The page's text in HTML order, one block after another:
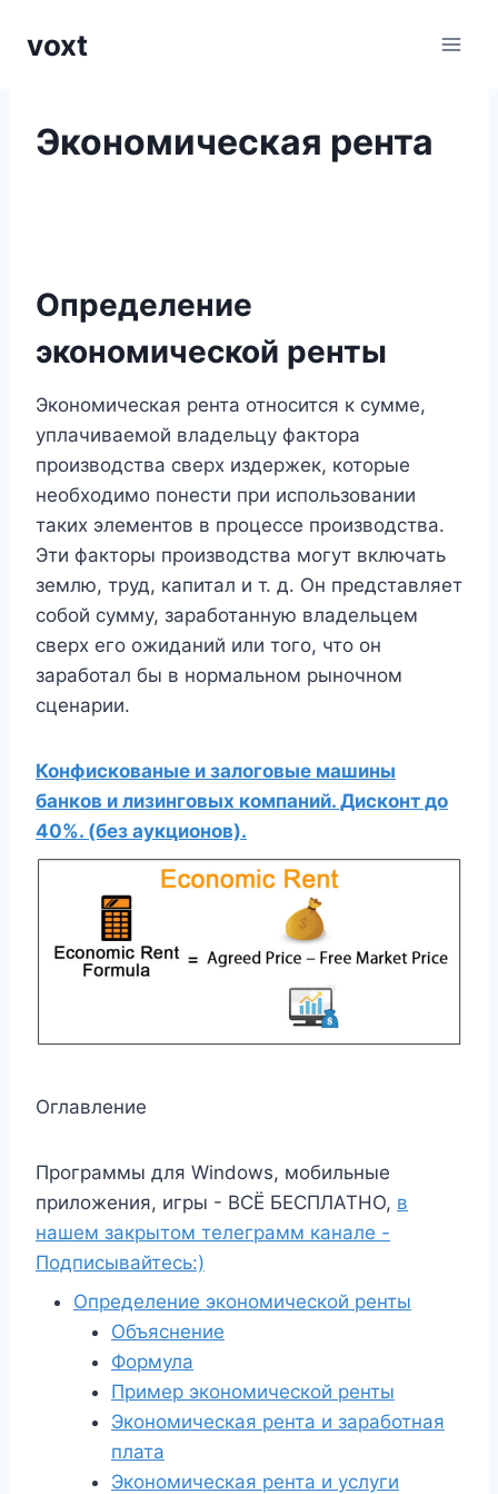
voxt
Экономическая рента
Определение
экономической ренты
Экономическая рента относится к сумме,
уплачиваемой владельцу фактора
производства сверх издержек, которые
необходимо понести при использовании
таких элементов в процессе производства.
Эти факторы производства могут включать
землю, труд, капитал и т. д. Он представляет
собой сумму, заработанную владельцем
сверх его ожиданий или того, что он
заработал бы в нормальном рыночном
сценарии.
Конфискованые и залоговые машины
банков и лизинговых компаний. Дисконт до
40%. (без аукционов).
Оглавление
Программы для Windows, мобильные
приложения, игры - ВСЁ БЕСПЛАТНО, в
нашем закрытом телеграмм канале -
Подписывайтесь:)
Определение экономической ренты
Объяснение
Формула
Пример экономической ренты
Экономическая рента и заработная
плата
Экономическая рента и услуги